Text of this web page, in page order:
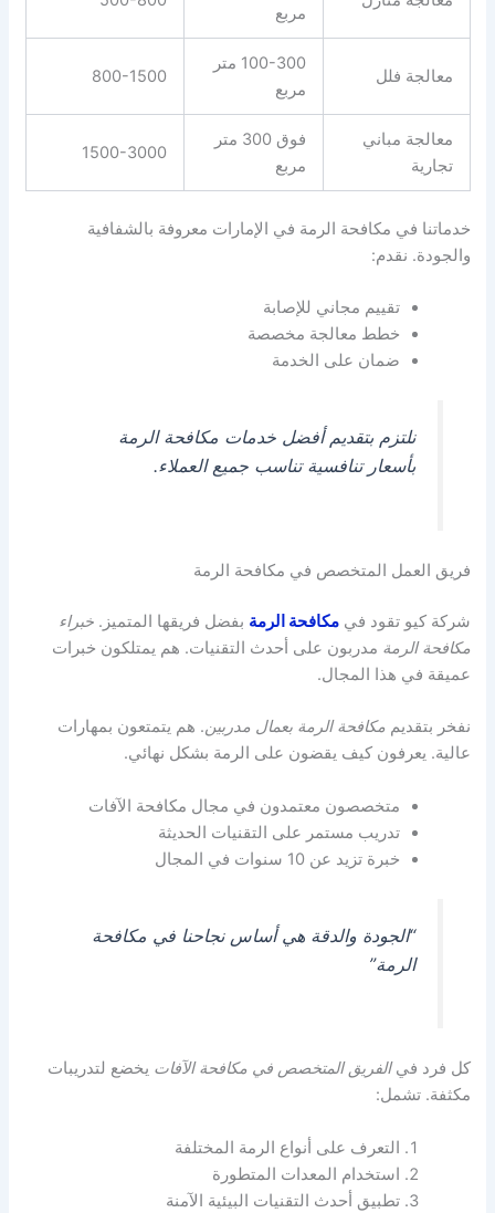
مربع
معالجة فلل
100-300 متر
مربع
800-1500
معالجة مباني
تجارية
فوق 300 متر
مربع
1500-3000
خدماتنا في مكافحة الرمة في الإمارات معروفة بالشفافية
والجودة. نقدم:
تقييم مجاني للإصابة
خطط معالجة مخصصة
ضمان على الخدمة
نلتزم بتقديم أفضل خدمات مكافحة الرمة
بأسعار تنافسية تناسب جميع العملاء.
فريق العمل المتخصص في مكافحة الرمة
شركة كيو تقود فيمكافحة الرمة بفضل فريقها المتميز.خبراء
مكافحة الرمة مدربون على أحدث التقنيات. هم يمتلكون خبرات
عميقة في هذا المجال.
نفخر بتقديم مكافحة الرمة بعمال مدربين. هم يتمتعون بمهارات
عالية. يعرفون كيف يقضون على الرمة بشكل نهائي.
متخصصون معتمدون في مجال مكافحة الآفات
تدريب مستمر على التقنيات الحديثة
خبرة تزيد عن 10 سنوات في المجال
“الجودة والدقة هي أساس نجاحنا في مكافحة
الرمة”
كل فرد فيالفريق المتخصص في مكافحة الآفات يخضع لتدريبات
مكثفة. تشمل:
التعرف على أنواع الرمة المختلفة
استخدام المعدات المتطورة
تطبيق أحدث التقنيات البيئية الآمنة